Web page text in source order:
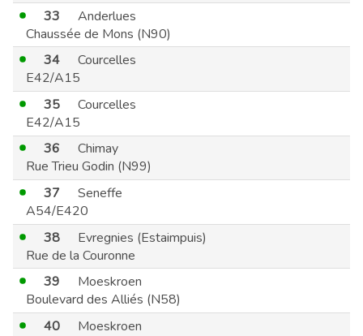
33
Anderlues
Chaussée de Mons (N90)
34
Courcelles
E42/A15
35
Courcelles
E42/A15
36
Chimay
Rue Trieu Godin (N99)
37
Seneffe
A54/E420
38
Evregnies (Estaimpuis)
Rue de la Couronne
39
Moeskroen
Boulevard des Alliés (N58)
40
Moeskroen